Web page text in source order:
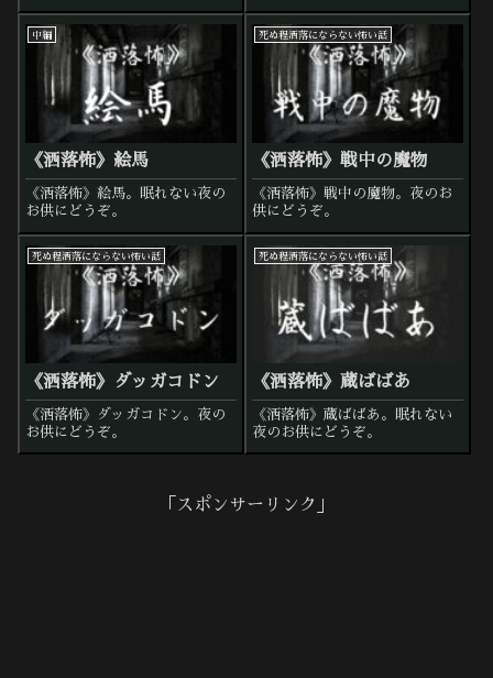
中編
《洒落怖》絵馬
《洒落怖》絵馬。眠れない夜の
お供にどうぞ。
死ぬ程洒落にならない怖い話
《洒落怖》戦中の魔物
《洒落怖》戦中の魔物。夜のお
供にどうぞ。
死ぬ程洒落にならない怖い話
《洒落怖》ダッガコドン
《洒落怖》ダッガコドン。夜の
お供にどうぞ。
死ぬ程洒落にならない怖い話
《洒落怖》蔵ばばあ
《洒落怖》蔵ばばあ。眠れない
夜のお供にどうぞ。
「スポンサーリンク」